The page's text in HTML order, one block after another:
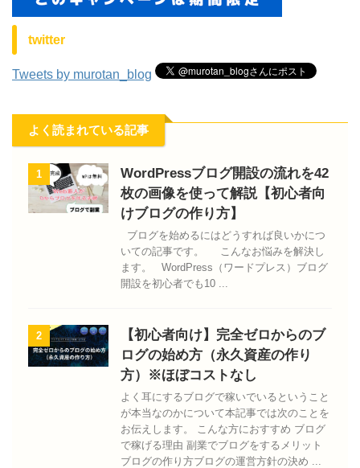
twitter
Tweets by murotan_blog
よく読まれている記事
1
WordPressブログ開設の流れを42
枚の画像を使って解説【初心者向
けブログの作り方】
ブログを始めるにはどうすれば良いかにつ
いての記事です。 こんなお悩みを解決し
ます。 WordPress（ワードプレス）ブログ
開設を初心者でも10 ...
2
【初心者向け】完全ゼロからのブ
ログの始め方（永久資産の作り
方）※ほぼコストなし
よく耳にするブログで稼いでいるということ
が本当なのかについて本記事では次のことを
お伝えします。 こんな方におすすめ ブログ
で稼げる理由 副業でブログをするメリット
ブログの作り方ブログの運営方針の決め ...